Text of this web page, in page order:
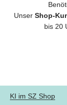
Unser Shop-
bis 20
KI im SZ Shop